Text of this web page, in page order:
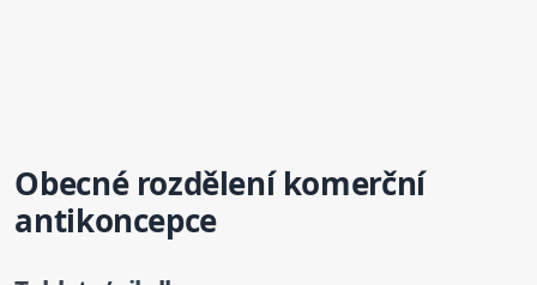
Obecné rozdělení komerční
antikoncepce